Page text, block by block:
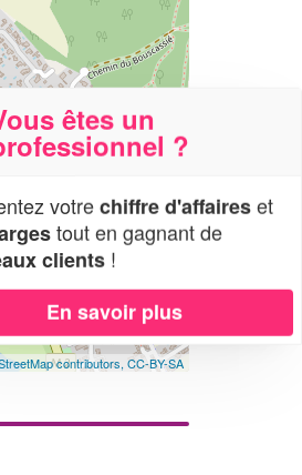
contributors, CC-BY-SA
êtes un
?
votrechiffre d'affaireset
tout en gagnant de
clients !
En savoir plus